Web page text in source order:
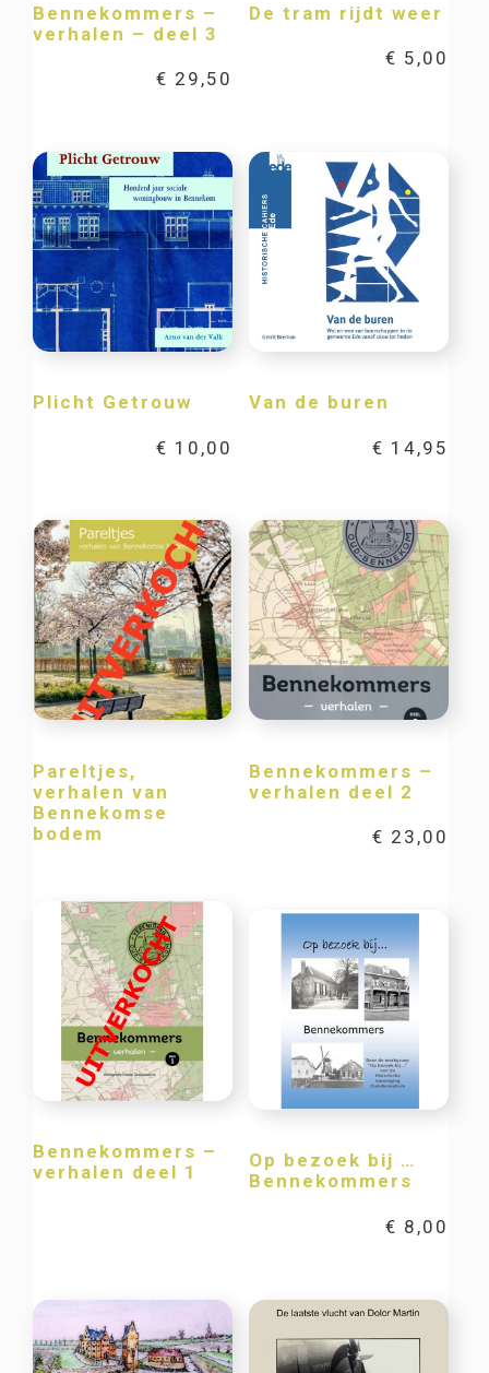
Bennekommers –
verhalen – deel 3
€ 29,50
De tram rijdt weer
€ 5,00
Plicht Getrouw
€ 10,00
Van de buren
€ 14,95
Pareltjes,
verhalen van
Bennekomse
bodem
Bennekommers –
verhalen deel 2
€ 23,00
Bennekommers –
verhalen deel 1
Op bezoek bij …
Bennekommers
€ 8,00